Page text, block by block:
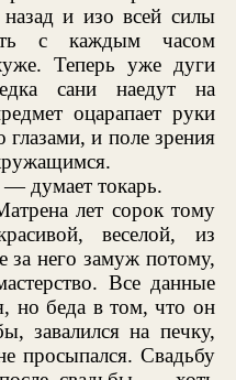
назад и изо всей силы
с каждым часом
Теперь уже дуги
сани наедут на
оцарапает руки
глазами, и поле зрения
думает токарь.
лет сорок тому
веселой, из
за него замуж потому,
Все данные
но беда в том, что он
завалился на печку,
просыпался. Свадьбу